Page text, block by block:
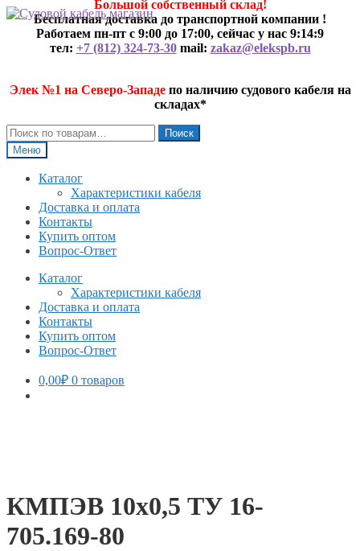
Перейти
навигации
Перейти
содержимому
Большой собственный склад!
Бесплатная доставка до транспортной компании !
Работаем пн-пт с 9:00 до 17:00, сейчас у нас 9:14:9
тел: +7 (812) 324-73-30mail: zakaz@elekspb.ru
Элек №1 на Северо-Западепо наличию судового кабеля на
складах*
Искать:
Поиск
Меню
Каталог
Характеристики кабеля
Доставка и оплата
Контакты
Купить оптом
Вопрос-Ответ
Каталог
Характеристики кабеля
Доставка и оплата
Контакты
Купить оптом
Вопрос-Ответ
0,00₽ 0 товаров
КМПЭВ 10х0,5 ТУ 16-
705.169-80